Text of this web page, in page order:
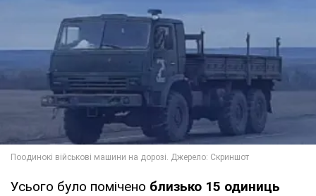
Усього було помічено близько 15 одиниць